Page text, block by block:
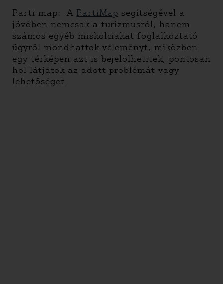
Parti map: A PartiMap segítségével a
jövőben nemcsak a turizmusról, hanem
számos egyéb miskolciakat foglalkoztató
ügyről mondhattok véleményt, miközben
egy térképen azt is bejelölhetitek, pontosan
hol látjátok az adott problémát vagy
lehetőséget.